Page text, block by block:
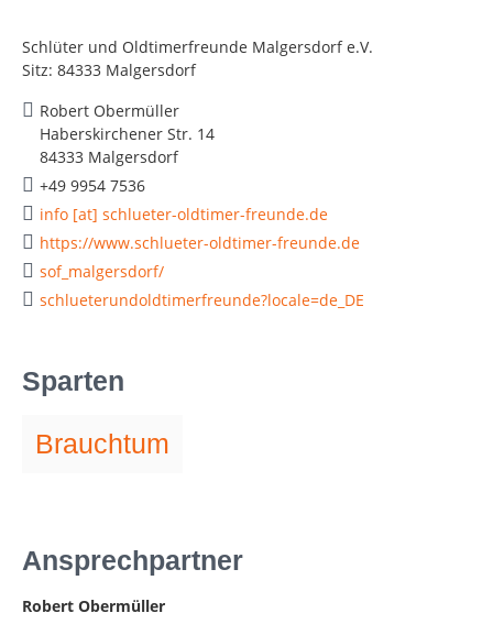
Schlüter und Oldtimerfreunde Malgersdorf e.V.
Sitz: 84333 Malgersdorf
Robert Obermüller
Haberskirchener Str. 14
84333 Malgersdorf
+49 9954 7536
info [at] schlueter-oldtimer-freunde.de
https://www.schlueter-oldtimer-freunde.de
sof_malgersdorf/
schlueterundoldtimerfreunde?locale=de_DE
Sparten
Brauchtum
Ansprechpartner
Robert Obermüller